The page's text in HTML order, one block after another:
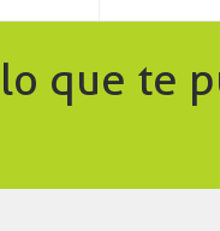
que te